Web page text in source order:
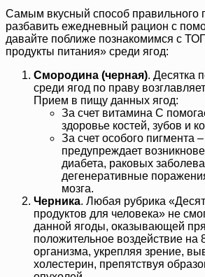
Самым вкусный способ правильного
разбавить ежедневный рацион с
давайте поближе познакомимся с
продукты питания» среди ягод:
Смородина (черная). Десятка
среди ягод по праву
Прием в пищу данных ягод:
За счет витамина С
здоровье костей, зубов и
За счет особого пигмента
предупреждает
диабета, раковых
дегенеративные
мозга.
Черника. Любая рубрика
продуктов для человека» не
данной ягоды, оказывающей
положительное воздействие на
организма, укрепляя зрение,
холестерин, препятствуя